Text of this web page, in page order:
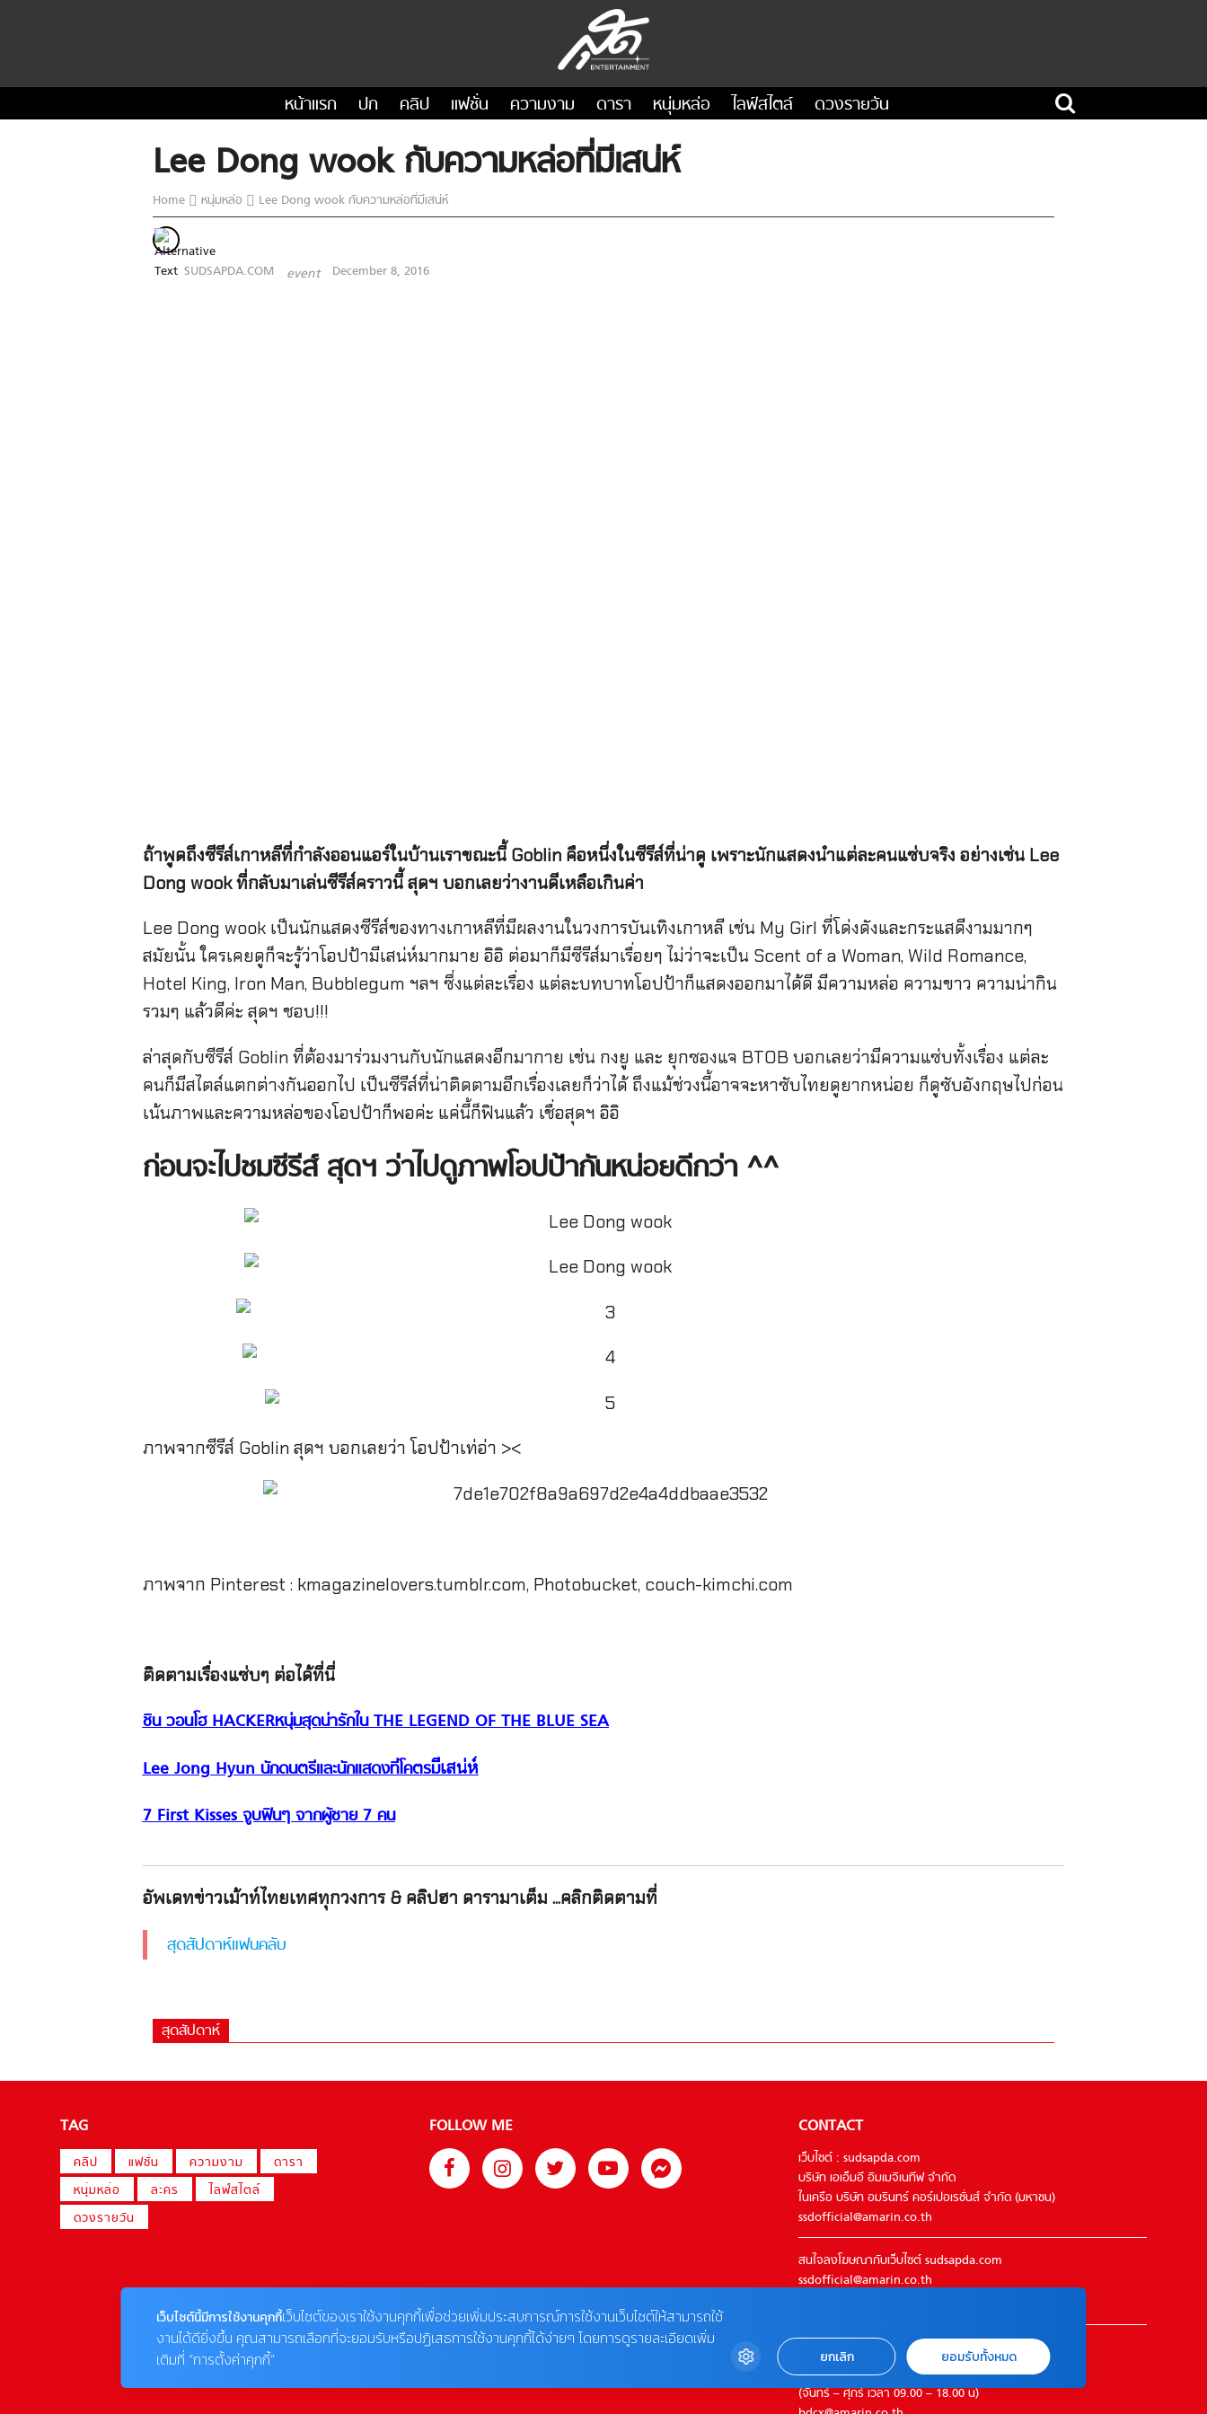
หน้าแรก ปก คลิป แฟชั่น ความงาม ดารา หนุ่มหล่อ ไลฟ์สไตล์ ดวงรายวัน
Lee Dong wook กับความหล่อที่มีเสน่ห์
Home หนุ่มหล่อ Lee Dong wook กับความหล่อที่มีเสน่ห์
SUDSAPDA.COM event December 8, 2016
ถ้าพูดถึงซีรีส์เกาหลีที่กำลังออนแอร์ในบ้านเราขณะนี้ Goblin คือหนึ่งในซีรีส์ที่น่าดู เพราะนักแสดงนำแต่ละคนแซ่บจริง อย่างเช่น Lee
Dong wook ที่กลับมาเล่นซีรีส์คราวนี้ สุดฯ บอกเลยว่างานดีเหลือเกินค่า
Lee Dong wook เป็นนักแสดงซีรีส์ของทางเกาหลีที่มีผลงานในวงการบันเทิงเกาหลี เช่น My Girl ที่โด่งดังและกระแสดีงามมากๆ
สมัยนั้น ใครเคยดูก็จะรู้ว่าโอปป้ามีเสน่ห์มากมาย อิอิ ต่อมาก็มีซีรีส์มาเรื่อยๆ ไม่ว่าจะเป็น Scent of a Woman, Wild Romance,
Hotel King, Iron Man, Bubblegum ฯลฯ ซึ่งแต่ละเรื่อง แต่ละบทบาทโอปป้าก็แสดงออกมาได้ดี มีความหล่อ ความขาว ความน่ากิน
รวมๆ แล้วดีค่ะ สุดฯ ชอบ!!!
ล่าสุดกับซีรีส์ Goblin ที่ต้องมาร่วมงานกับนักแสดงอีกมากาย เช่น กงยู และ ยุกซองแจ BTOB บอกเลยว่ามีความแซ่บทั้งเรื่อง แต่ละ
คนก็มีสไตล์แตกต่างกันออกไป เป็นซีรีส์ที่น่าติดตามอีกเรื่องเลยก็ว่าได้ ถึงแม้ช่วงนี้อาจจะหาซับไทยดูยากหน่อย ก็ดูซับอังกฤษไปก่อน
เน้นภาพและความหล่อของโอปป้าก็พอค่ะ แค่นี้ก็ฟินแล้ว เชื่อสุดฯ อิอิ
ก่อนจะไปชมซีรีส์ สุดฯ ว่าไปดูภาพโอปป้ากันหน่อยดีกว่า ^^
ภาพจากซีรีส์ Goblin สุดฯ บอกเลยว่า โอปป้าเท่อ่า ><
ภาพจาก Pinterest : kmagazinelovers.tumblr.com, Photobucket, couch-kimchi.com
ติดตามเรื่องแซ่บๆ ต่อได้ที่นี่
ชิน วอนโฮ HACKERหนุ่มสุดน่ารักใน THE LEGEND OF THE BLUE SEA
Lee Jong Hyun นักดนตรีและนักแสดงที่โคตรมีเสน่ห์
7 First Kisses จูบฟินๆ จากผู้ชาย 7 คน
อัพเดทข่าวเม้าท์ไทยเทศทุกวงการ & คลิปฮา ดารามาเต็ม ...คลิกติดตามที่
สุดสัปดาห์แฟนคลับ
สุดสัปดาห์
TAG
คลิป แฟชั่น ความงาม
ดารา
หนุ่มหล่อ
ละคร
ไลฟ์สไตล์
ดวงรายวัน
FOLLOW ME CONTACT
เว็บไซต์ : sudsapda.com
บริษัท เอเอ็มอี อิมเมจิเนทีฟ จำกัด
ในเครือ บริษัท อมรินทร์ คอร์เปอเรชั่นส์ จำกัด (มหาชน)
ssdofficial@amarin.co.th
สนใจลงโฆษณากับเว็บไซต์ sudsapda.com
ssdofficial@amarin.co.th
ติดต่อแจ้งปัญหาหรือร้องเรียน
02-422-9999 ต่อ 4180
(จันทร์ – ศุกร์ เวลา 09.00 – 18.00 น)
เว็บไซต์นี้มีการใช้งานคุกกี้เว็บไซต์ของเราใช้งานคุกกี้เพื่อช่วยเพิ่มประสบการณ์การใช้งานเว็บไซต์ให้สามารถใช้
งานได้ดียิ่งขึ้น คุณสามารถเลือกที่จะยอมรับหรือปฏิเสธการใช้งานคุกกี้ได้ง่ายๆ โดยการดูรายละเอียดเพิ่ม
เติมที่ “การตั้งค่าคุกกี้”
ยกเลิก ยอมรับทั้งหมด